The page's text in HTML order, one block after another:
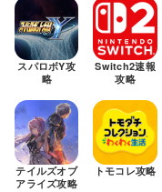
スパロボY攻
略
Switch2速報
攻略
テイルズオブ
アライズ攻略
トモコレ攻略